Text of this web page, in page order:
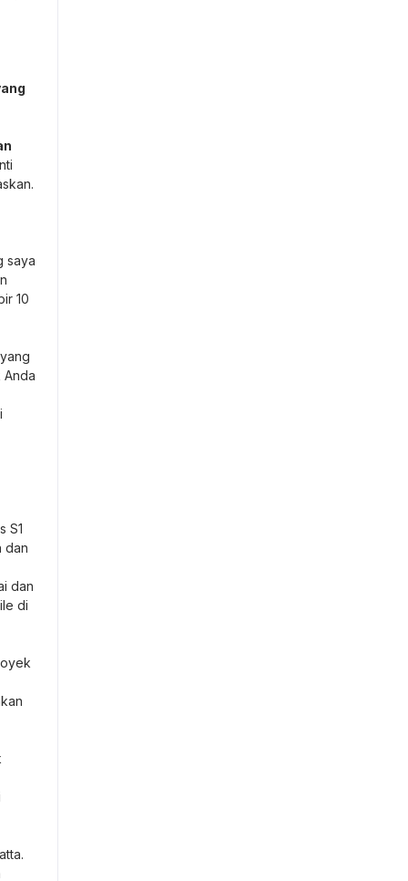
saya
10
Anda
S1
dan
dan
di